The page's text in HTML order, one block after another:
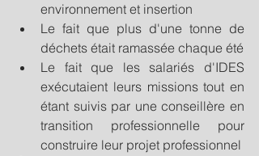
environnement et insertion
Le fait que plus d'une tonne de
déchets était ramassée chaque été
Le fait que les salariés d'IDES
exécutaient leurs missions tout en
étant suivis par une conseillère en
transition professionnelle pour
construire leur projet professionnel